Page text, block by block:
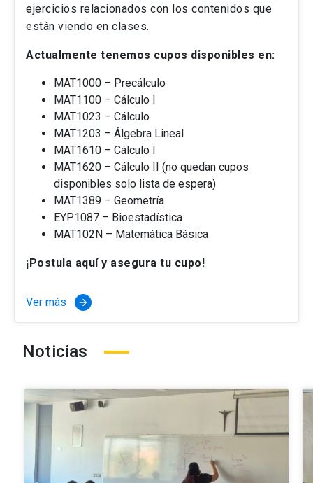
ejercicios relacionados con los contenidos que
están viendo en clases.
Actualmente tenemos cupos disponibles en:
MAT1000 – Precálculo
MAT1100 – Cálculo I
MAT1023 – Cálculo
MAT1203 – Álgebra Lineal
MAT1610 – Cálculo I
MAT1620 – Cálculo II (no quedan cupos
disponibles solo lista de espera)
MAT1389 – Geometría
EYP1087 – Bioestadística
MAT102N – Matemática Básica
¡Postula aquí y asegura tu cupo!
Ver más arrow_forward
Noticias